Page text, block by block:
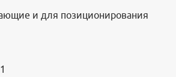
и для позиционирования